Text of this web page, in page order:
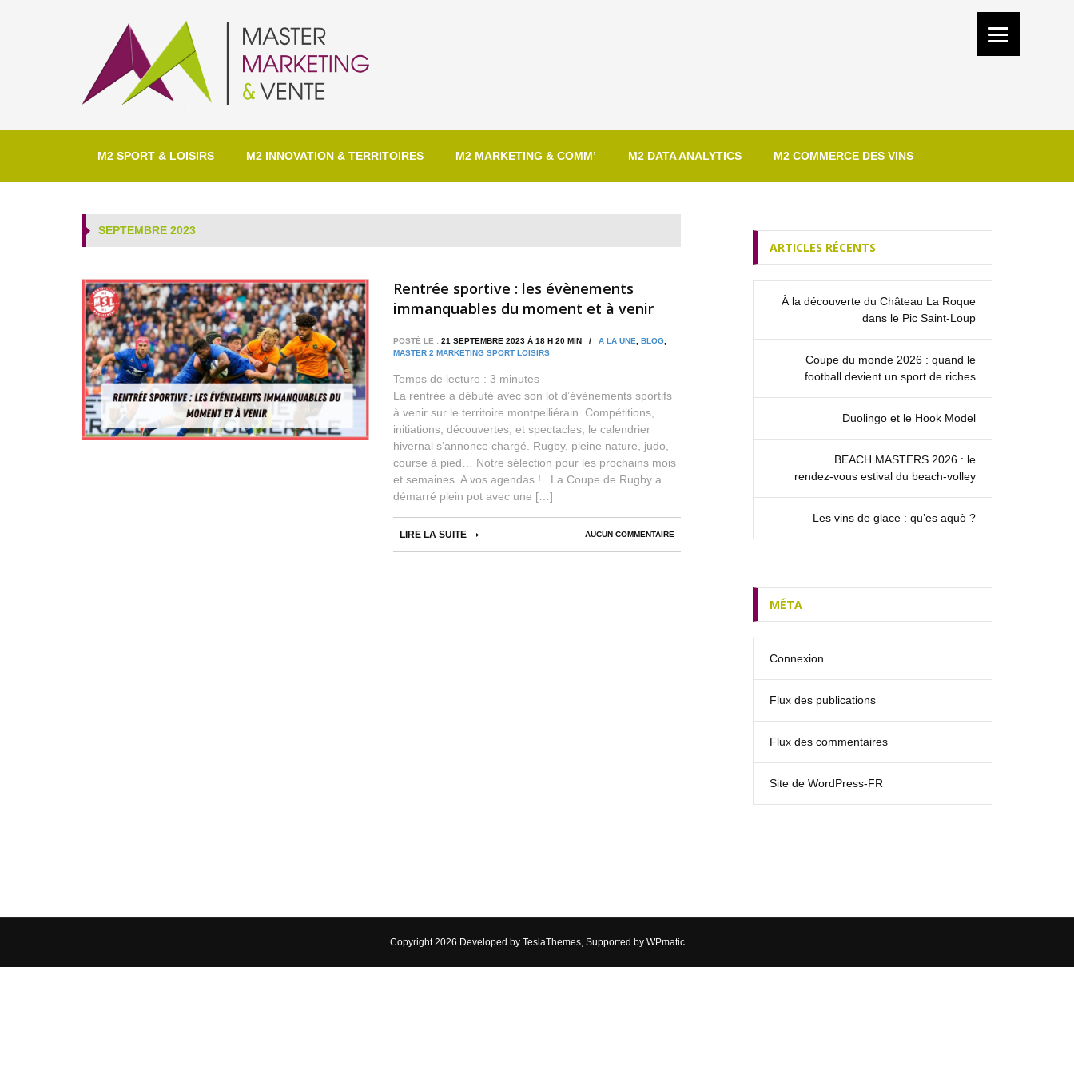
M2 SPORT & LOISIRS M2 INNOVATION & TERRITOIRES M2 MARKETING & COMM’ M2 DATA ANALYTICS M2 COMMERCE DES VINS
SEPTEMBRE 2023
Rentrée sportive : les évènements
immanquables du moment et à venir
POSTÉ LE : 21 SEPTEMBRE 2023 À 18 H 20 MIN / A LA UNE BLOG
MASTER 2 MARKETING SPORT LOISIRS
Temps de lecture : 3 minutes
La rentrée a débuté avec son lot d’évènements sportifs
à venir sur le territoire montpelliérain. Compétitions,
initiations, découvertes, et spectacles, le calendrier
hivernal s’annonce chargé. Rugby, pleine nature, judo,
course à pied… Notre sélection pour les prochains mois
et semaines. A vos agendas ! La Coupe de Rugby a
démarré plein pot avec une […]
AUCUN COMMENTAIRE
LIRE LA SUITE
ARTICLES RÉCENTS
À la découverte du Château La Roque
dans le Pic Saint‑Loup
Coupe du monde 2026 : quand le
football devient un sport de riches
Duolingo et le Hook Model
BEACH MASTERS 2026 : le
rendez‑vous estival du beach-volley
Les vins de glace : qu’es aquò ?
MÉTA
Connexion
Flux des publications
Flux des commentaires
Site de WordPress-FR
Copyright 2026 Developed by TeslaThemes, Supported by WPmatic